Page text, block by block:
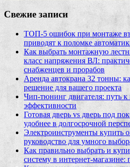
Свежие записи
ТОП-5 ошибок при монтаже
приводят к поломке
Как выбрать монтажную
класс напряжения ВЛ:
снабженцев и прорабов
Аренда автокрана 32 тонны:
решение для вашего проекта
Чип‑тюнинг двигателя: путь
эффективности
Готовая дверь vs дверь под
удобнее в долгосрочной
Электроинструменты купить
руководство для умного
Как правильно выбрать и
систему в интернет‑магазине: